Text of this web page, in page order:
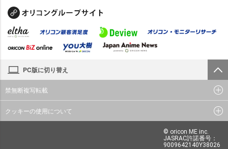
PC版に切り替え
禁無断複写転載
クッキーの使用について
© oricon ME inc.
JASRAC許諾番号：
9009642140Y38026